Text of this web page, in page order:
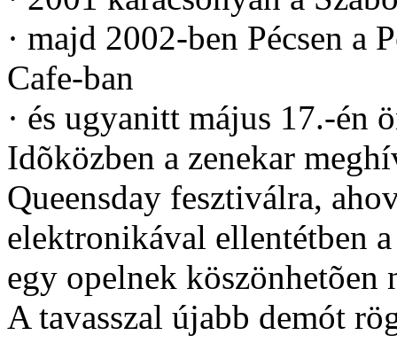
· majd 2002-ben Pécsen a
Cafe-ban
· és ugyanitt május 17.-én
Idõközben a zenekar
Queensday fesztiválra,
elektronikával ellentétben
egy opelnek
A tavasszal újabb demót